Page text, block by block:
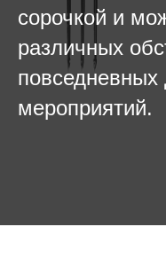
сорочкой и
различных
мероприятий.